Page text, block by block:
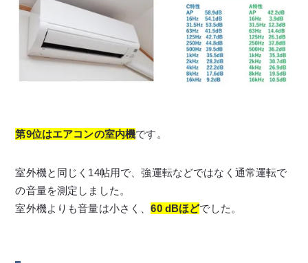
第9位はエアコンの室内機です。
室外機と同じく14帖用で、強運転などではなく通常運転で
の音量を測定しました。
室外機よりも音量は小さく、60 dBほどでした。